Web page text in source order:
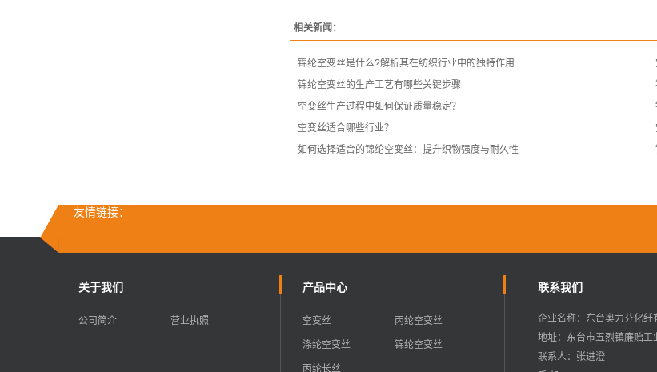
相关新闻：
锦纶空变丝是什么?解析其在纺织行业中的独特作用
锦纶空变丝的生产工艺有哪些关键步骤
空变丝生产过程中如何保证质量稳定？
空变丝适合哪些行业？
如何选择适合的锦纶空变丝：提升织物强度与耐久性
友情链接：
关于我们
公司简介 营业执照
产品中心
空变丝 丙纶空变丝
涤纶空变丝 锦纶空变丝
丙纶长丝
联系我们
企业名称：东台奥力芬化纤
地址：东台市五烈镇廉贻工
联系人：张进澄